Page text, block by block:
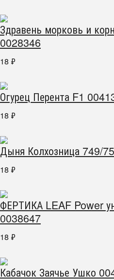
Здравень морковь и
0028346
18 ₽
Огурец Перента F1
18 ₽
Дыня Колхозница 749/
18 ₽
ФЕРТИКА LEAF Power
0038647
18 ₽
Кабачок Заячье Ушко